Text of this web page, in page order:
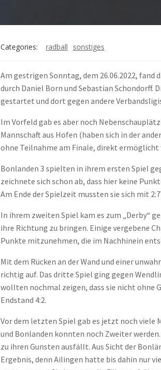
Categories: radball sonstiges
Am gestrigen Sonntag, dem 26.06.2022,
durch Daniel Born und Sebastian Schondorff.
gestartet und dort gegen andere
Im Vorfeld gab es aber noch
Mannschaft aus Hofen (haben sich in der
ohne Teilnahme am Finale, direkt ermöglicht
Bonlanden 3 spielten in ihrem ersten Spiel
zeichnete sich schon ab, dass hier keine
Am Ende der Spielzeit mussten sie sich mit
In ihrem zweiten Spiel kam es zum „Derby“
ihre Richtung zu bringen. Einige vergebene
Punkte mitzunehmen, die im Nachhinein
Mit dem Rücken an der Wand und einer
richtig auf. Das dritte Spiel ging gegen
wollten nochmal zeigen, dass sie nicht ohne
Endstand 4:2.
Vor dem letzten Spiel gab es jetzt noch viele
und Bonlanden konnten noch Zweiter
zu ihren Gunsten ausfällt. Aus Sicht der
Ergebnis, denn Ailingen hatte bis dahin nur